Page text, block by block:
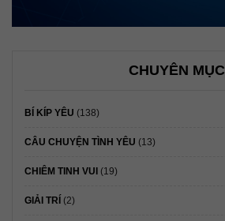
CHUYÊN MỤC
BÍ KÍP YÊU (138)
CÂU CHUYỆN TÌNH YÊU (13)
CHIÊM TINH VUI (19)
GIẢI TRÍ (2)